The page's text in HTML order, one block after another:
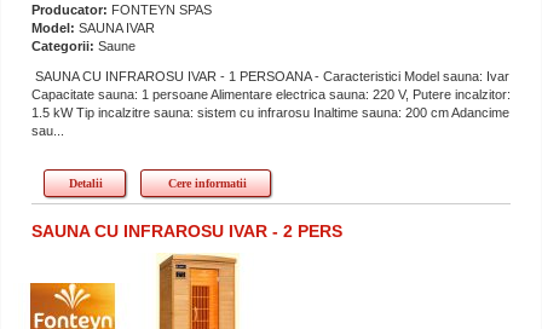
Producator: FONTEYN SPAS
Model: SAUNA IVAR
Categorii: Saune
SAUNA CU INFRAROSU IVAR - 1 PERSOANA - Caracteristici Model sauna: Ivar
Capacitate sauna: 1 persoane Alimentare electrica sauna: 220 V, Putere incalzitor:
1.5 kW Tip incalzitre sauna: sistem cu infrarosu Inaltime sauna: 200 cm Adancime
sau...
Detalii Cere informatii
SAUNA CU INFRAROSU IVAR - 2 PERS